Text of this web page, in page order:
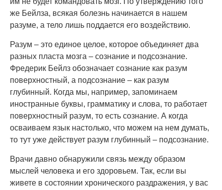
же Бейлза, всякая болезнь начинается в нашем
разуме, а тело лишь поддается его воздействию.
Разум – это единое целое, которое объединяет два
разных пласта мозга – сознание и подсознание.
Фредерик Бейлз обозначает сознание как разум
поверхностный, а подсознание – как разум
глубинный. Когда мы, например, запоминаем
иностранные буквы, грамматику и слова, то работает
поверхностный разум, то есть сознание. А когда
осваиваем язык настолько, что можем на нем думать,
то тут уже действует разум глубинный – подсознание.
Врачи давно обнаружили связь между образом
мыслей человека и его здоровьем. Так, если вы
живете в состоянии хронического раздражения, у вас